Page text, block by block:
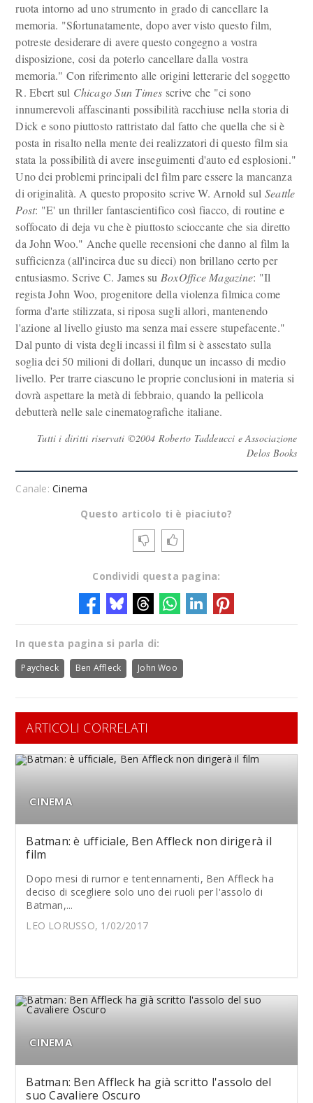
ruota intorno ad uno strumento in grado di cancellare la
memoria. "Sfortunatamente, dopo aver visto questo film,
potreste desiderare di avere questo congegno a vostra
disposizione, cosi da poterlo cancellare dalla vostra
memoria." Con riferimento alle origini letterarie del soggetto
R. Ebert sul Chicago Sun Times scrive che "ci sono
innumerevoli affascinanti possibilità racchiuse nella storia di
Dick e sono piuttosto rattristato dal fatto che quella che si è
posta in risalto nella mente dei realizzatori di questo film sia
stata la possibilità di avere inseguimenti d'auto ed esplosioni."
Uno dei problemi principali del film pare essere la mancanza
di originalità. A questo proposito scrive W. Arnold sul Seattle
Post: "E' un thriller fantascientifico così fiacco, di routine e
soffocato di deja vu che è piuttosto scioccante che sia diretto
da John Woo." Anche quelle recensioni che danno al film la
sufficienza (all'incirca due su dieci) non brillano certo per
entusiasmo. Scrive C. James su BoxOffice Magazine: "Il
regista John Woo, progenitore della violenza filmica come
forma d'arte stilizzata, si riposa sugli allori, mantenendo
l'azione al livello giusto ma senza mai essere stupefacente."
Dal punto di vista degli incassi il film si è assestato sulla
soglia dei 50 milioni di dollari, dunque un incasso di medio
livello. Per trarre ciascuno le proprie conclusioni in materia si
dovrà aspettare la metà di febbraio, quando la pellicola
debutterà nelle sale cinematografiche italiane.
Tutti i diritti riservati ©2004 Roberto Taddeucci e Associazione
Delos Books
Canale:Cinema
Questo articolo ti è piaciuto?
Condividi questa pagina:
In questa pagina si parla di:
Paycheck Ben Affleck John Woo
ARTICOLI CORRELATI
CINEMA
Batman: è ufficiale, Ben Affleck non dirigerà il
film
Dopo mesi di rumor e tentennamenti, Ben Affleck ha
deciso di scegliere solo uno dei ruoli per l'assolo di
Batman,...
LEO LORUSSO, 1/02/2017
CINEMA
Batman: Ben Affleck ha già scritto l'assolo del
suo Cavaliere Oscuro